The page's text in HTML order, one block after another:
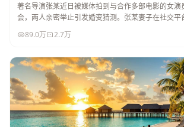
著名导演张某近日被媒体拍到与合作多部电影的女演
会，两人亲密举止引发婚变猜测。张某妻子在社交平
89.0万 2.7万